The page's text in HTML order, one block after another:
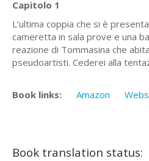
Capitolo 1
L’ultima coppia che si è
cameretta in sala prove e una
reazione di Tommasina che
pseudoartisti. Cederei alla
Book links: Amazon
Book translation status: